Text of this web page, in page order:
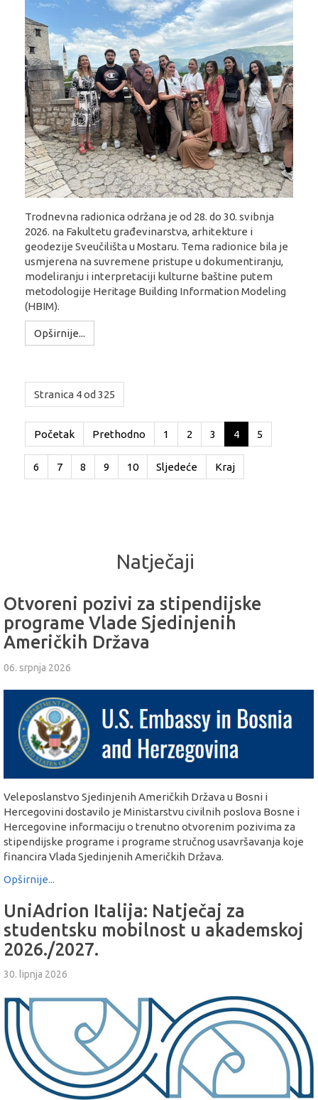
Trodnevna radionica održana je od 28. do 30. svibnja
2026. na Fakultetu građevinarstva, arhitekture i
geodezije Sveučilišta u Mostaru. Tema radionice bila je
usmjerena na suvremene pristupe u dokumentiranju,
modeliranju i interpretaciji kulturne baštine putem
metodologije Heritage Building Information Modeling
(HBIM).
Opširnije...
Stranica 4 od 325
Početak Prethodno 1 2 3 4 5
6 7 8 9 10 Sljedeće Kraj
Natječaji
Otvoreni pozivi za stipendijske
programe Vlade Sjedinjenih
Američkih Država
06. srpnja 2026
Veleposlanstvo Sjedinjenih Američkih Država u Bosni i
Hercegovini dostavilo je Ministarstvu civilnih poslova Bosne i
Hercegovine informaciju o trenutno otvorenim pozivima za
stipendijske programe i programe stručnog usavršavanja koje
financira Vlada Sjedinjenih Američkih Država.
Opširnije...
UniAdrion Italija: Natječaj za
studentsku mobilnost u akademskoj
2026./2027.
30. lipnja 2026